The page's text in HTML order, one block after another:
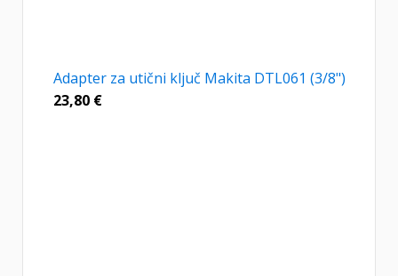
Adapter za utični ključ Makita DTL061 (3/8")
23,80 €